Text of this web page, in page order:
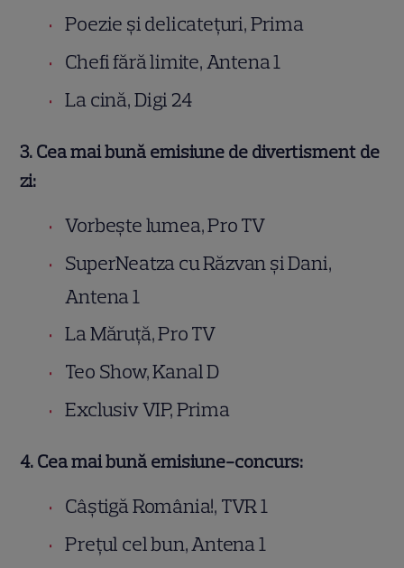
Poezie și delicatețuri, Prima
Chefi fără limite, Antena 1
La cină, Digi 24
3. Cea mai bună emisiune de divertisment de
zi:
Vorbește lumea, Pro TV
SuperNeatza cu Răzvan și Dani,
Antena 1
La Măruță, Pro TV
Teo Show, Kanal D
Exclusiv VIP, Prima
4. Cea mai bună emisiune-concurs:
Câștigă România!, TVR 1
Prețul cel bun, Antena 1